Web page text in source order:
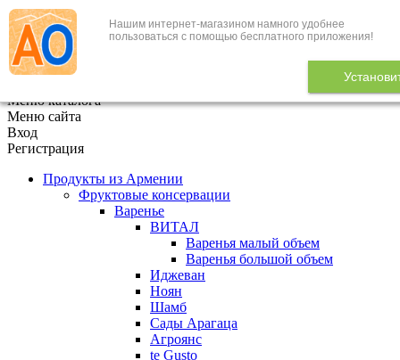
Нашим интернет-магазином намного удобнее
пользоваться с помощью бесплатного приложения!
+7 (495) 646-888-1
В корзине 0
Меню каталога
Меню сайта
Вход
Регистрация
Продукты из Армении
Фруктовые консервации
Варенье
ВИТАЛ
Варенья малый объем
Варенья большой объем
Иджеван
Ноян
Шамб
Сады Арагаца
Агроянс
te Gusto